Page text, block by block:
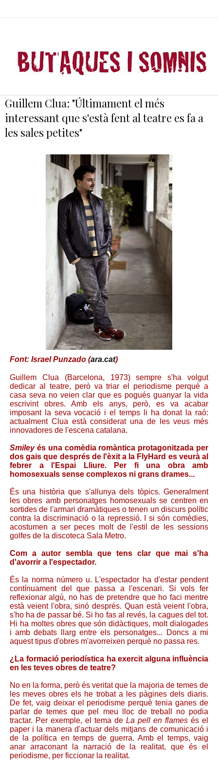
Guillem Clua: "Últimament el més
interessant que s'està fent al teatre es fa a
les sales petites"
Font: Israel Punzado (ara.cat)
Guillem Clua (Barcelona, 1973) sempre s'ha volgut
dedicar al teatre, però va triar el periodisme perquè a
casa seva no veien clar que es pogués guanyar la vida
escrivint obres. Amb els anys, però, es va acabar
imposant la seva vocació i el temps li ha donat la raó:
actualment Clua està considerat una de les veus més
innovadores de l'escena catalana.
Smileyés una comèdia romàntica protagonitzada per
dos gais que després de l'èxit a la FlyHard es veurà al
febrer a l'Espai Lliure. Per fi una obra amb
homosexuals sense complexos ni grans drames...
És una història que s'allunya dels tòpics. Generalment
les obres amb personatges homosexuals se centren en
sortides de l'armari dramàtiques o tenen un discurs polític
contra la discriminació o la repressió. I si són comèdies,
acostumen a ser peces molt de l'estil de les sessions
golfes de la discoteca Sala Metro.
Com a autor sembla que tens clar que mai s'ha
d'avorrir a l'espectador.
És la norma número u. L'espectador ha d'estar pendent
contínuament del que passa a l'escenari. Si vols fer
reflexionar algú, no has de pretendre que ho faci mentre
està veient l'obra, sinó després. Quan està veient l'obra,
s'ho ha de passar bé. Si ho fas al revés, la cagues del tot.
Hi ha moltes obres que són didàctiques, molt dialogades
i amb debats llarg entre els personatges... Doncs a mi
aquest tipus d'obres m'avorreixen perquè no passa res.
¿La formació periodística ha exercit alguna influència
en les teves obres de teatre?
No en la forma, però és veritat que la majoria de temes de
les meves obres els he trobat a les pàgines dels diaris.
De fet, vaig deixar el periodisme perquè tenia ganes de
parlar de temes que pel meu lloc de treball no podia
tractar. Per exemple, el tema de La pell en flames és el
paper i la manera d'actuar dels mitjans de comunicació i
de la política en temps de guerra. Amb el temps, vaig
anar arraconant la narració de la realitat, que és el
periodisme, per ficcionar la realitat.